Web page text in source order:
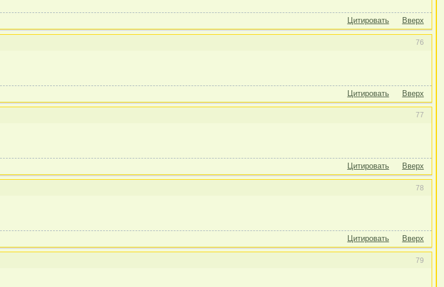
Цитировать Вверх
76
Цитировать Вверх
77
Цитировать Вверх
78
Цитировать Вверх
79